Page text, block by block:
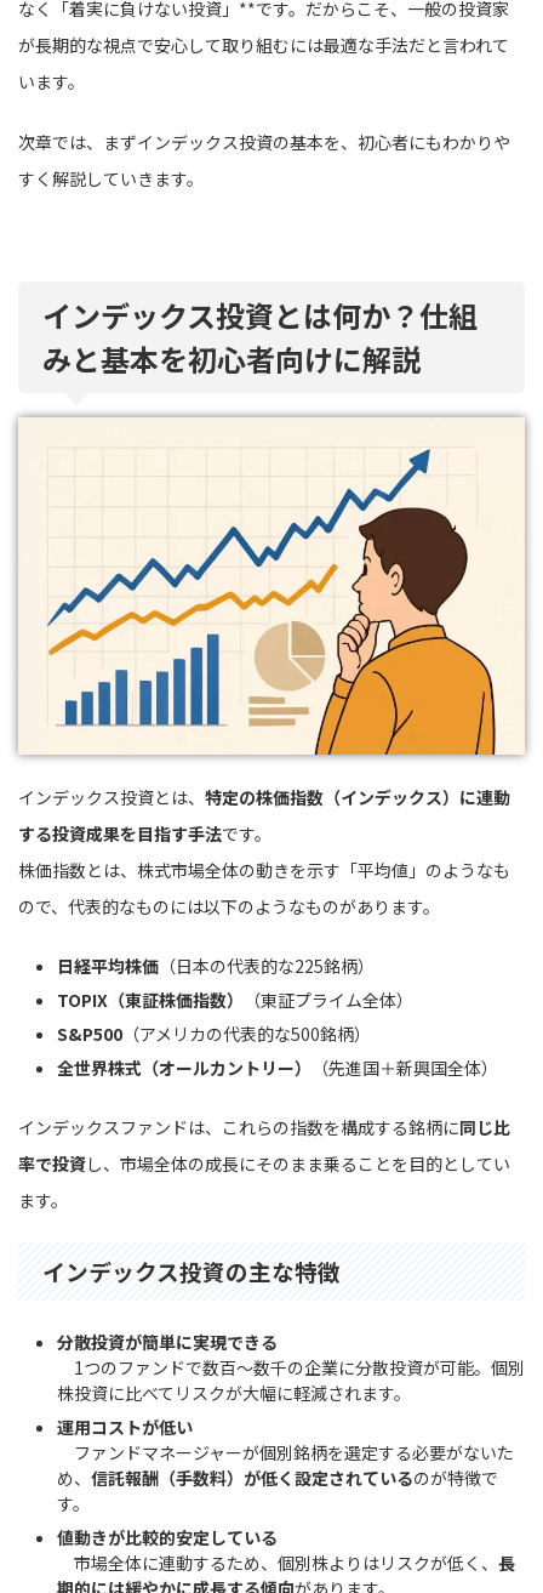
なく「着実に負けない投資」**です。だからこそ、一般の投資家
が長期的な視点で安心して取り組むには最適な手法だと言われて
います。
次章では、まずインデックス投資の基本を、初心者にもわかりや
すく解説していきます。
インデックス投資とは何か？仕組
みと基本を初心者向けに解説
インデックス投資とは、 特定の株価指数（インデックス）に連動
する投資成果を目指す手法です。
株価指数とは、株式市場全体の動きを示す「平均値」のようなも
ので、代表的なものには以下のようなものがあります。
日経平均株価 （日本の代表的な225銘柄）
TOPIX（東証株価指数）
（東証プライム全体）
S&P500 （アメリカの代表的な500銘柄）
全世界株式（オールカントリー）
（先進国＋新興国全体）
インデックスファンドは、これらの指数を構成する銘柄に同じ比
率で投資し、市場全体の成長にそのまま乗ることを目的としてい
ます。
インデックス投資の主な特徴
分散投資が簡単に実現できる
1つのファンドで数百〜数千の企業に分散投資が可能。個別
株投資に比べてリスクが大幅に軽減されます。
運用コストが低い
ファンドマネージャーが個別銘柄を選定する必要がないた
め、 信託報酬（手数料）が低く設定されているのが特徴で
す。
値動きが比較的安定している
市場全体に連動するため、個別株よりはリスクが低く、 長
期的には緩やかに成長する傾向があります。